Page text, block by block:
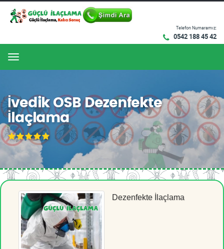
Telefon Numaramız:
0542 188 45 42
Menu
İvedik OSB Dezenfekte
İlaçlama
Dezenfekte İlaçlama